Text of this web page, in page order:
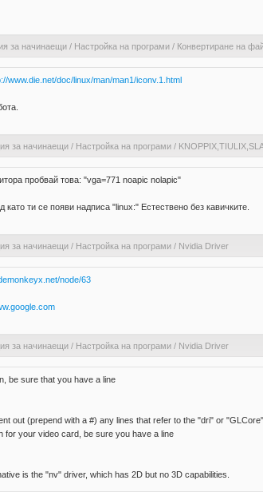
за начинаещи / Настройка на програми / Конвертиране на
www.die.net/doc/linux/man/man1/iconv.1.html
за начинаещи / Настройка на програми /
пробвай това: "vga=771 noapic nolapic"
ти се появи надписа "linux:" Eстествено без кавичките.
за начинаещи / Настройка на програми / Nvidia Driver
node/63
за начинаещи / Настройка на програми / Nvidia Driver
be sure that you have a line
out (prepend with a #) any lines that refer to the "dri" or "GLCore"
for your video card, be sure you have a line
is the "nv" driver, which has 2D but no 3D capabilities.